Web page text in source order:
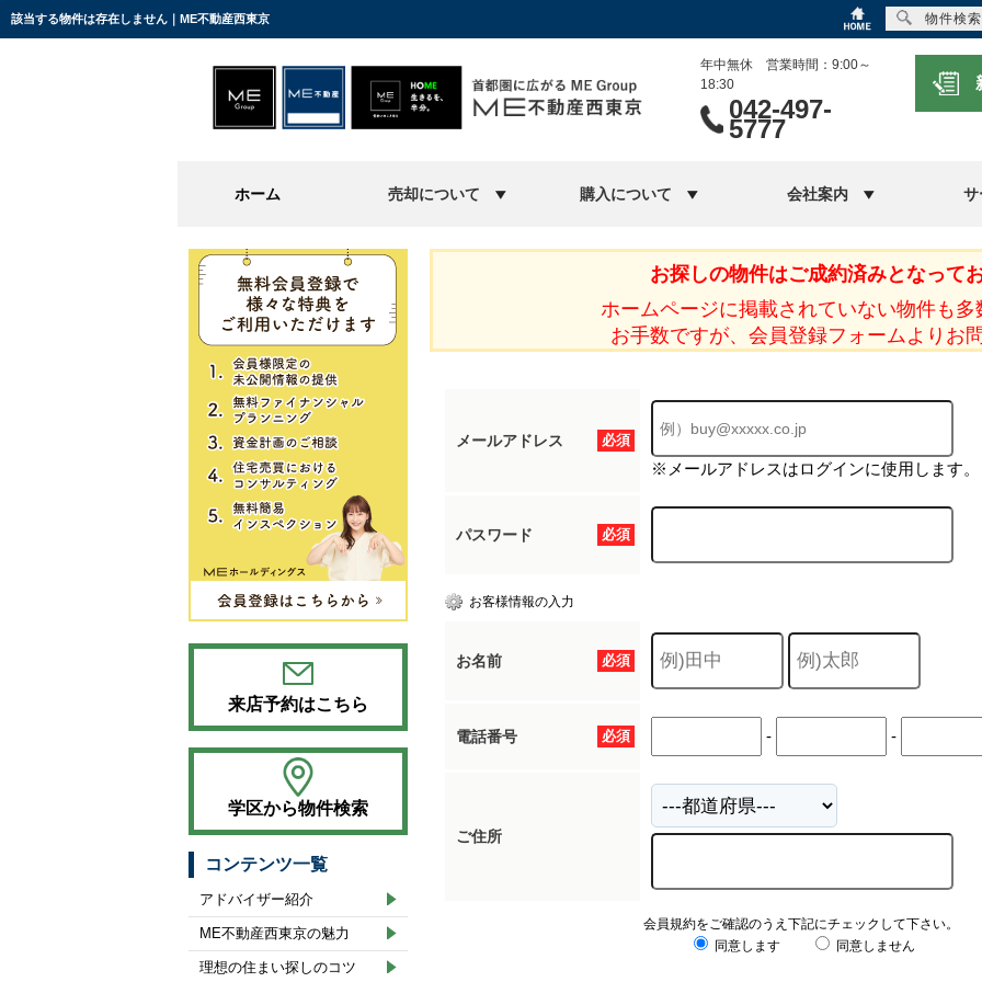
該当する物件は存在しません｜ME不動産西東京
年中無休 営業時間：9:00～
18:30
042-497-
5777
ホーム 売却について 購入について 会社案内 サ
お探しの物件はご成約済みとなってお
ホームページに掲載されていない物件も多
お手数ですが、会員登録フォームよりお
必須
メールアドレス
※メールアドレスはログインに使用します。
必須
パスワード
お客様情報の入力
必須
お名前
必須
電話番号 - -
ご住所
会員規約をご確認のうえ下記にチェックして下さい。
同意します
同意しません
来店予約はこちら
学区から物件検索
コンテンツ一覧
アドバイザー紹介
ME不動産西東京の魅力
理想の住まい探しのコツ
物件検索